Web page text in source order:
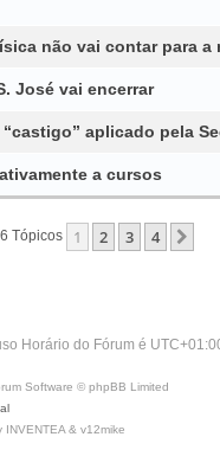
não vai contar para a
José vai encerrar
“castigo” aplicado pela
a cursos
Tópicos 1 2 3 4
Horário do Fórum é
Software © phpBB Limited
INVENTEA & v12mike